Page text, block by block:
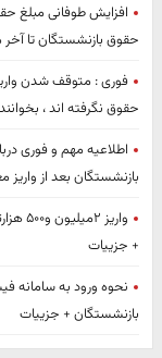
افزایش طوفانی مبلغ
حقوق بازنشستگان تا آخر
فوری : متوقف شدن
حقوق نگرفته اند ، بخوانند
اطلاعیه مهم و فوری
بازنشستگان بعد از واریز
+ جزییات
نحوه ورود به سامانه
بازنشستگان + جزییات